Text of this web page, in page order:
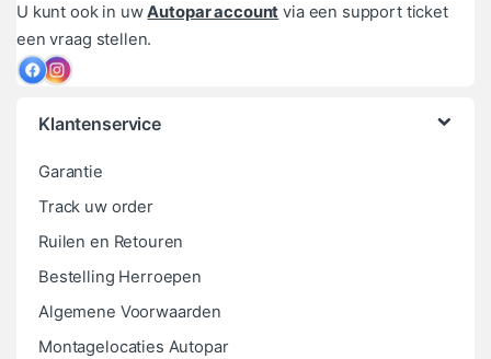
U kunt ook in uwAutopar account via een support ticket
een vraag stellen.
Klantenservice
Garantie
Track uw order
Ruilen en Retouren
Bestelling Herroepen
Algemene Voorwaarden
Montagelocaties Autopar